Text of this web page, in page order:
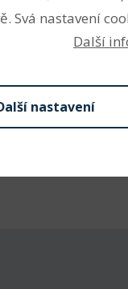
druhem ložisek.
plechem
těsnění), N
s pojistným
C3 nebo C4,
vnitřního kroužku.
Svá nastavení
Další
nastavení